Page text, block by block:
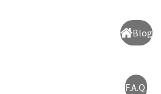
Blog
F.A.Q.